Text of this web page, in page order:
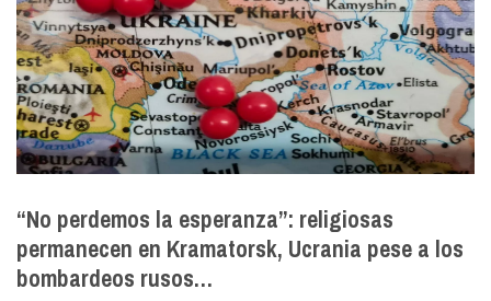
“No perdemos la esperanza”: religiosas
permanecen en Kramatorsk, Ucrania pese a los
bombardeos rusos…